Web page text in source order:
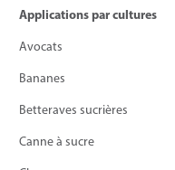
Applications par cultures
Avocats
Bananes
Betteraves sucrières
Canne à sucre